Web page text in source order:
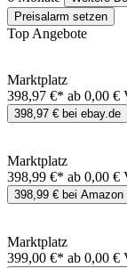
Preisalarm setzen
Top Angebote
Marktplatz
398,97 €* ab 0,00 €
398,97 € bei ebay.de
Marktplatz
398,99 €* ab 0,00 €
398,99 € bei
Marktplatz
399,00 €* ab 0,00 €